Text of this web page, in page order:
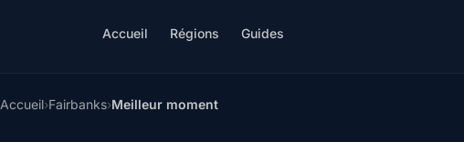
Accueil Régions Guides
Accueil›Fairbanks›Meilleur moment